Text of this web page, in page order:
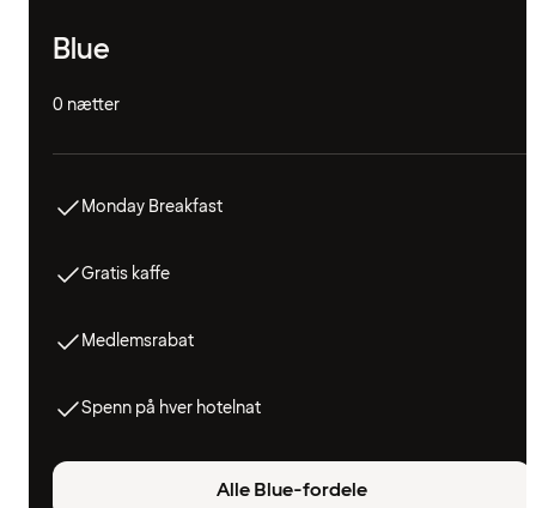
Blue
0 nætter
Monday Breakfast
Gratis kaffe
Medlemsrabat
Spenn på hver hotelnat
Alle Blue-fordele